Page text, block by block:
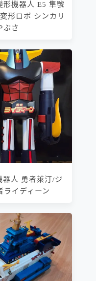
形機器人 E5 隼號
形ロボ シンカリ
ぶさ
人 勇者萊汀/ジ
ライディーン